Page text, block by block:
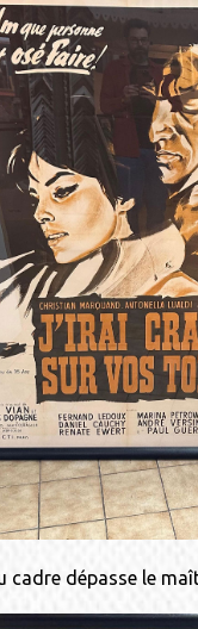
cadre dépasse le